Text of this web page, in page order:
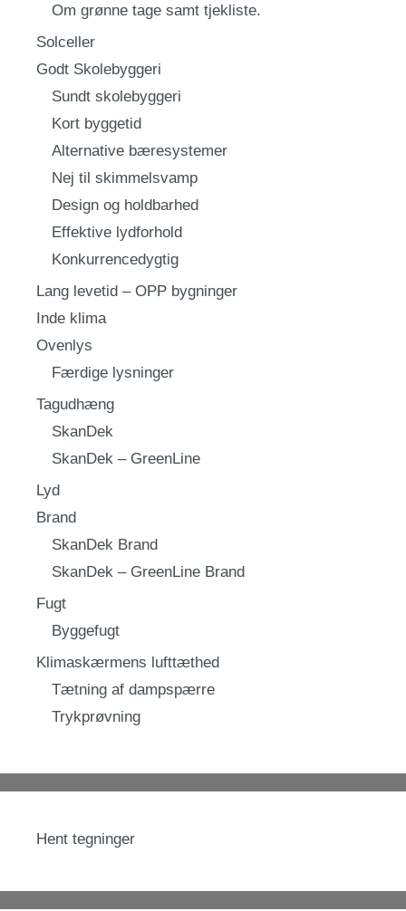
Om grønne tage samt tjekliste.
Solceller
Godt Skolebyggeri
Sundt skolebyggeri
Kort byggetid
Alternative bæresystemer
Nej til skimmelsvamp
Design og holdbarhed
Effektive lydforhold
Konkurrencedygtig
Lang levetid – OPP bygninger
Inde klima
Ovenlys
Færdige lysninger
Tagudhæng
SkanDek
SkanDek – GreenLine
Lyd
Brand
SkanDek Brand
SkanDek – GreenLine Brand
Fugt
Byggefugt
Klimaskærmens lufttæthed
Tætning af dampspærre
Trykprøvning
Hent tegninger